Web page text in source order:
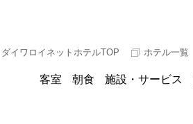
ダイワロイネットホテルTOP ホテル一覧
客室 朝食 施設・サービス